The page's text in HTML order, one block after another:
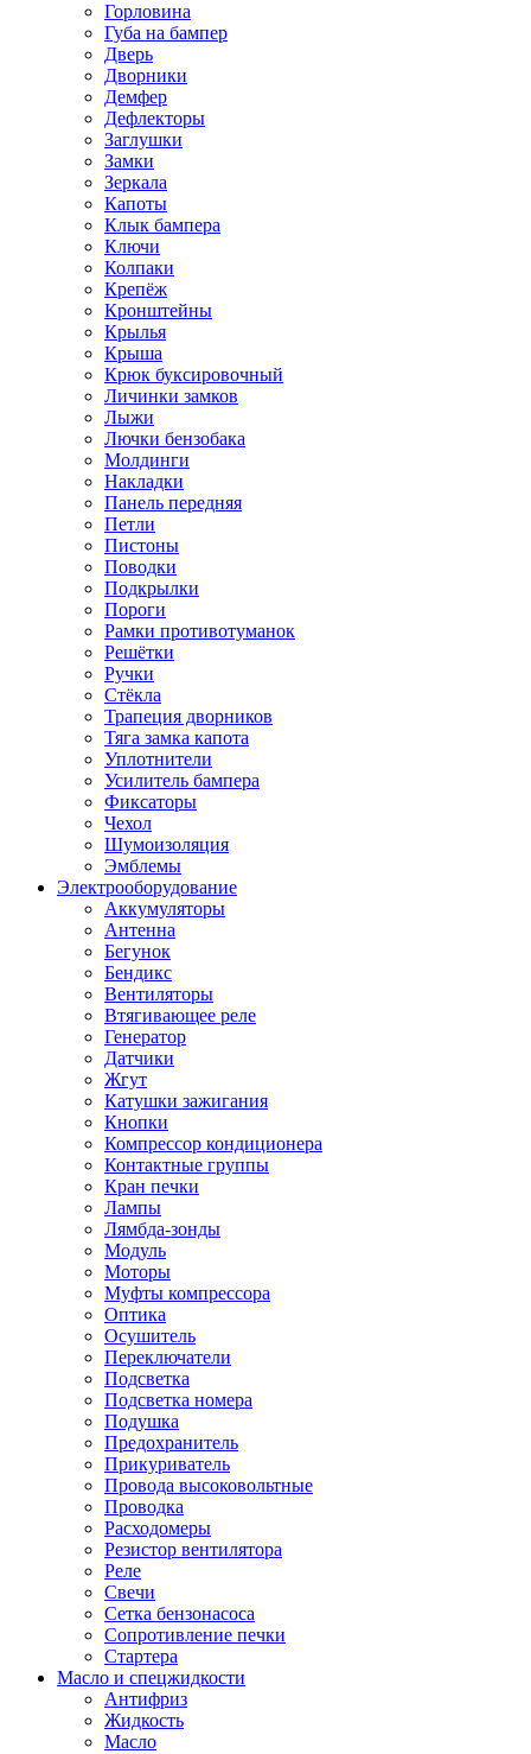
Горловина
Губа на бампер
Дверь
Дворники
Демфер
Дефлекторы
Заглушки
Замки
Зеркала
Капоты
Клык бампера
Ключи
Колпаки
Крепёж
Кронштейны
Крылья
Крыша
Крюк буксировочный
Личинки замков
Лыжи
Лючки бензобака
Молдинги
Накладки
Панель передняя
Петли
Пистоны
Поводки
Подкрылки
Пороги
Рамки противотуманок
Решётки
Ручки
Стёкла
Трапеция дворников
Тяга замка капота
Уплотнители
Усилитель бампера
Фиксаторы
Чехол
Шумоизоляция
Эмблемы
Электрооборудование
Аккумуляторы
Антенна
Бегунок
Бендикс
Вентиляторы
Втягивающее реле
Генератор
Датчики
Жгут
Катушки зажигания
Кнопки
Компрессор кондиционера
Контактные группы
Кран печки
Лампы
Лямбда-зонды
Модуль
Моторы
Муфты компрессора
Оптика
Осушитель
Переключатели
Подсветка
Подсветка номера
Подушка
Предохранитель
Прикуриватель
Провода высоковольтные
Проводка
Расходомеры
Резистор вентилятора
Реле
Свечи
Сетка бензонасоса
Сопротивление печки
Стартера
Масло и спецжидкости
Антифриз
Жидкость
Масло